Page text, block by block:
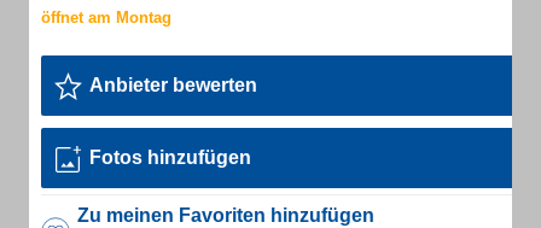
Anbieter bewerten
Fotos hinzufügen
Zu meinen Favoriten hinzufügen